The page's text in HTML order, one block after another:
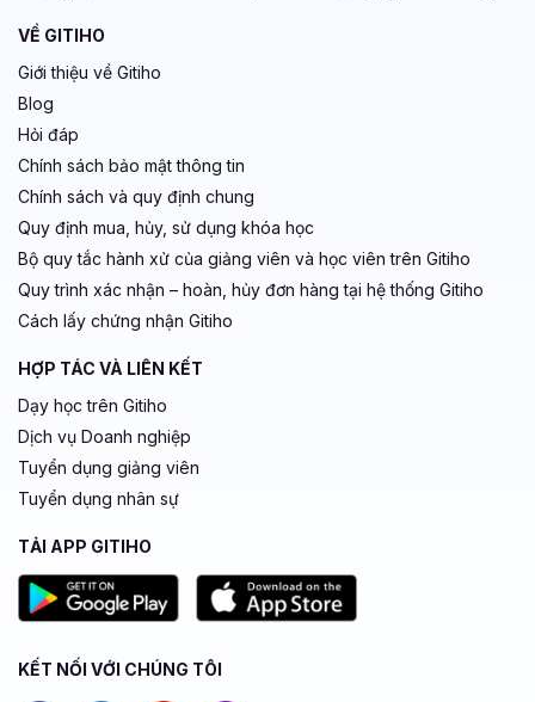
VỀ GITIHO
Giới thiệu về Gitiho
Blog
Hỏi đáp
Chính sách bảo mật thông tin
Chính sách và quy định chung
Quy định mua, hủy, sử dụng khóa học
Bộ quy tắc hành xử của giảng viên và học viên trên Gitiho
Quy trình xác nhận – hoàn, hủy đơn hàng tại hệ thống Gitiho
Cách lấy chứng nhận Gitiho
HỢP TÁC VÀ LIÊN KẾT
Dạy học trên Gitiho
Dịch vụ Doanh nghiệp
Tuyển dụng giảng viên
Tuyển dụng nhân sự
TẢI APP GITIHO
KẾT NỐI VỚI CHÚNG TÔI